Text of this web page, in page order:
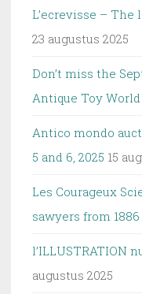
L’ecrevisse – The
23 augustus 2025
Don’t miss the
Antique Toy World
Antico mondo
5 and 6, 2025 15
Les Courageux
sawyers from
l’ILLUSTRATION
augustus 2025